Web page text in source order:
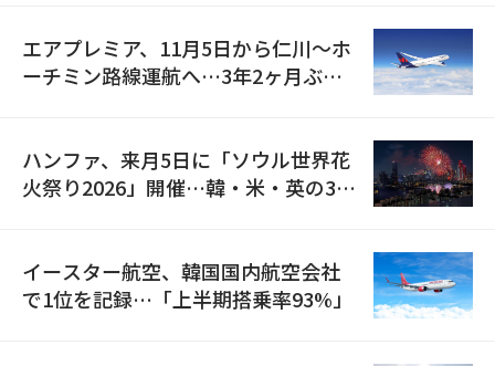
エアプレミア、11月5日から仁川〜ホ
ーチミン路線運航へ…3年2ヶ月ぶり
ハンファ、来月5日に「ソウル世界花
火祭り2026」開催…韓・米・英の3カ
イースター航空、韓国国内航空会社
で1位を記録…「上半期搭乗率93%」